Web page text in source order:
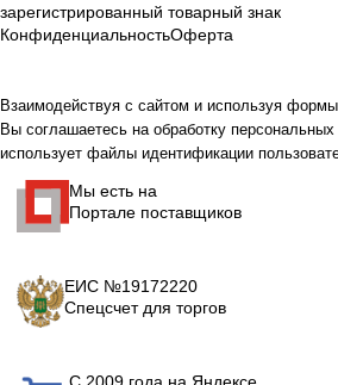
зарегистрированный товарный знак
КонфиденциальностьОферта
Взаимодействуя с сайтом и используя формы
Вы соглашаетесь на обработку
использует файлы идентификации
Мы есть на
Портале поставщиков
ЕИС №19172220
Спецсчет для торгов